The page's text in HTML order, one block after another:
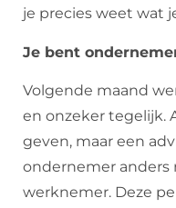
je precies weet wat
Je bent
Volgende maand
en onzeker tegelijk.
geven, maar een
ondernemer anders
werknemer. Deze